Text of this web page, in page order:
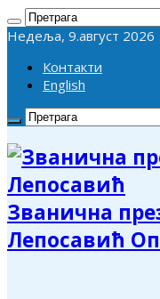
Недеља, 9.август 2026
Контакти
English
Званична
Лепосавић